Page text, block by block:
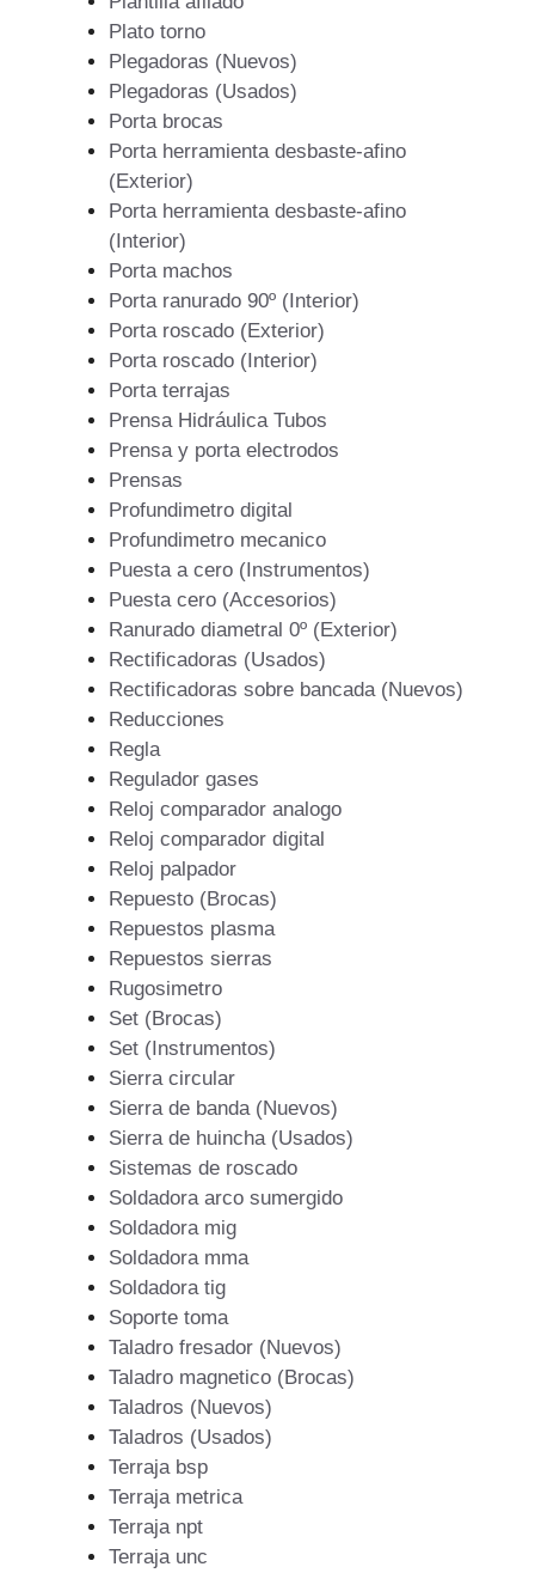
Plato torno
Plegadoras (Nuevos)
Plegadoras (Usados)
Porta brocas
Porta herramienta desbaste-afino
(Exterior)
Porta herramienta desbaste-afino
(Interior)
Porta machos
Porta ranurado 90º (Interior)
Porta roscado (Exterior)
Porta roscado (Interior)
Porta terrajas
Prensa Hidráulica Tubos
Prensa y porta electrodos
Prensas
Profundimetro digital
Profundimetro mecanico
Puesta a cero (Instrumentos)
Puesta cero (Accesorios)
Ranurado diametral 0º (Exterior)
Rectificadoras (Usados)
Rectificadoras sobre bancada (Nuevos)
Reducciones
Regla
Regulador gases
Reloj comparador analogo
Reloj comparador digital
Reloj palpador
Repuesto (Brocas)
Repuestos plasma
Repuestos sierras
Rugosimetro
Set (Brocas)
Set (Instrumentos)
Sierra circular
Sierra de banda (Nuevos)
Sierra de huincha (Usados)
Sistemas de roscado
Soldadora arco sumergido
Soldadora mig
Soldadora mma
Soldadora tig
Soporte toma
Taladro fresador (Nuevos)
Taladro magnetico (Brocas)
Taladros (Nuevos)
Taladros (Usados)
Terraja bsp
Terraja metrica
Terraja npt
Terraja unc